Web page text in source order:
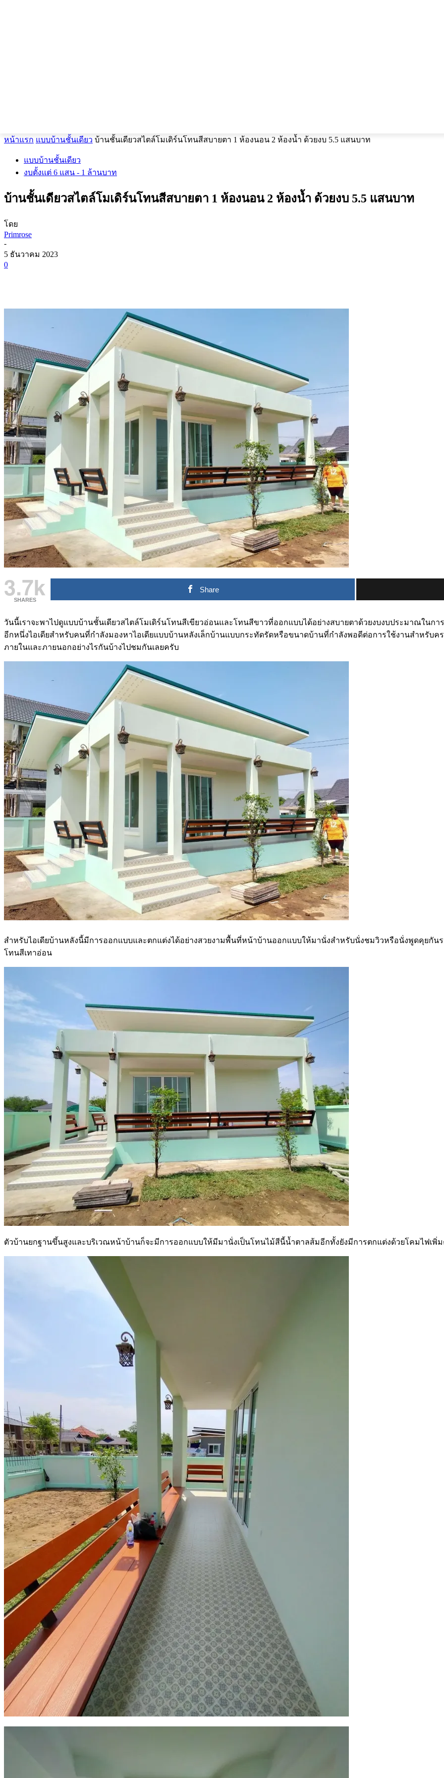
หน้าแรก แบบบ้านชั้นเดียว บ้านชั้นเดียวสไตล์โมเดิร์นโทนสีสบายตา 1 ห้องนอน 2 ห้องน้ำ ด้วยงบ 5.5 แสนบาท
แบบบ้านชั้นเดียว
งบตั้งเเต่ 6 แสน - 1 ล้านบาท
บ้านชั้นเดียวสไตล์โมเดิร์นโทนสีสบายตา 1 ห้องนอน 2 ห้องน้ำ ด้วยงบ 5.5 แสนบาท
โดย
Primrose
-
5 ธันวาคม 2023
0
3.7k
SHARES
Share
วันนี้เราจะพาไปดูแบบบ้านชั้นเดียวสไตล์โมเดิร์นโทนสีเขียวอ่อนและโทนสีขาวที่ออกแบบได้อย่างสบายตาด้วยงบงบประมาณในก
อีกหนึ่งไอเดียสำหรับคนที่กำลังมองหาไอเดียแบบบ้านหลังเล็กบ้านแบบกระทัดรัดหรือขนาดบ้านที่กำลังพอดีต่อการใช้งานสำหรับค
ภายในและภายนอกอย่างไรกันบ้างไปชมกันเลยครับ
สำหรับไอเดียบ้านหลังนี้มีการออกแบบและตกแต่งได้อย่างสวยงามพื้นที่หน้าบ้านออกแบบให้มานั่งสำหรับนั่งชมวิวหรือนั่งพูดคุยกัน
โทนสีเทาอ่อน
ตัวบ้านยกฐานขึ้นสูงและบริเวณหน้าบ้านก็จะมีการออกแบบให้มีมานั่งเป็นโทนไม้สีนี้น้ำตาลส้มอีกทั้งยังมีการตกแต่งด้วยโคมไฟเพิ่